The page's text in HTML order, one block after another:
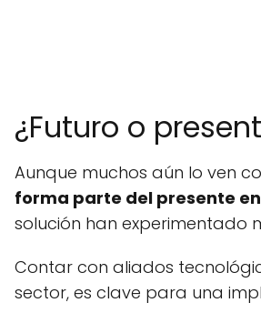
¿Futuro o
Aunque muchos aún lo ven
forma parte del presente
solución han experimentado
Contar con aliados
sector, es clave para una